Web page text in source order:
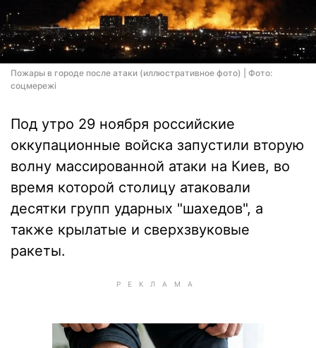
Пожары в городе после атаки (иллюстративное фото) | Фото:
соцмережі
Под утро 29 ноября российские
оккупационные войска запустили вторую
волну массированной атаки на Киев, во
время которой столицу атаковали
десятки групп ударных "шахедов", а
также крылатые и сверхзвуковые
ракеты.